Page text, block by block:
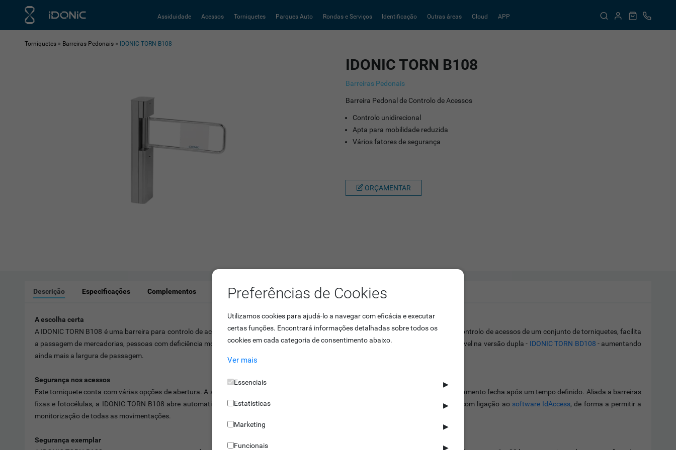
Assiduidade Acessos Torniquetes Parques Auto Rondas e Serviços Identificação Outras áreas Cloud APP
Torniquetes» Barreiras Pedonais» IDONIC TORN B108
IDONIC TORN B108
Barreiras Pedonais
Barreira Pedonal de Controlo de Acessos
Controlo unidirecional
Apta para mobilidade reduzida
Vários fatores de segurança
ORÇAMENTAR
Descrição Especificações Complementos Similares
A escolha certa
A IDONIC TORN B108 é uma barreira para controlo de acessos, em aço inoxidável, de controlo unidirecional. Ideal para complementar o controlo de acessos de um conjunto de torniquetes, facilita
a passagem de mercadorias, pessoas com deficiência motora, carrinhos de bebé ou de transporte de mercadorias. Está, também, disponível na versão dupla - IDONIC TORN BD108 - aumentando
ainda mais a largura de passagem.
Segurança nos acessos
Este torniquete conta com várias opções de abertura. A abertura manual é feita através de uma botoneira de pressão, sendo que o equipamento fecha após um tempo definido. Aliada a barreiras
fixas e fotocélulas, a IDONIC TORN B108 abre automaticamente. A sua abertura pode ser, ainda, controlada por leitores ou terminais, com ligação ao software IdAccess, de forma a permitir a
monitorização de todas as movimentações.
Segurança exemplar
Preferências de Cookies
Utilizamos cookies para ajudá-lo a navegar com eficácia e executar
certas funções. Encontrará informações detalhadas sobre todos os
cookies em cada categoria de consentimento abaixo.
Ver mais
Essenciais ▶
Estatísticas ▶
Marketing ▶
Funcionais ▶